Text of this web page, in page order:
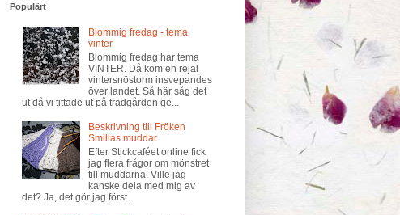
Populärt
Blommig fredag - tema
vinter
Blommig fredag har tema
VINTER. Då kom en rejäl
vintersnöstorm insvepandes
över landet. Så här såg det
ut då vi tittade ut på trädgården ge...
Beskrivning till Fröken
Smillas muddar
Efter Stickcaféet online fick
jag flera frågor om mönstret
till muddarna. Ville jag
kanske dela med mig av
det? Ja, det gör jag först...